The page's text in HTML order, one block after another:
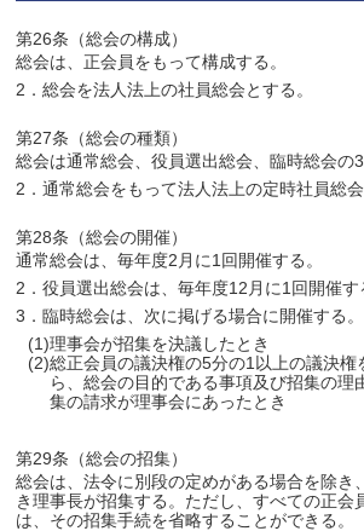
第26条（総会の構成）
総会は、正会員をもって構成する。
2．総会を法人法上の社員総会とする。
第27条（総会の種類）
総会は通常総会、役員選出総会、臨時総会の3
2．通常総会をもって法人法上の定時社員総会
第28条（総会の開催）
通常総会は、毎年度2月に1回開催する。
2．役員選出総会は、毎年度12月に1回開催す
3．臨時総会は、次に掲げる場合に開催する。
(1)理事会が招集を決議したとき
(2)総正会員の議決権の5分の1以上の議決権
ら、総会の目的である事項及び招集の理
集の請求が理事会にあったとき
第29条（総会の招集）
総会は、法令に別段の定めがある場合を除き
き理事長が招集する。ただし、すべての正会
は、その招集手続を省略することができる。